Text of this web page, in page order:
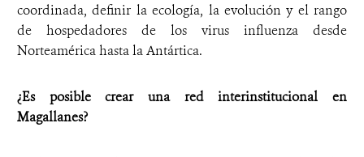
coordinada, definir la ecología, la evolución y el rango
de hospedadores de los virus influenza desde
Norteamérica hasta la Antártica.
¿Es posible crear una red interinstitucional en
Magallanes?